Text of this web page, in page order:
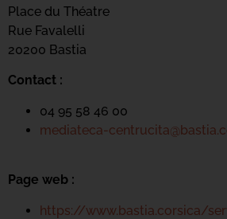
Place du Théatre
Rue Favalelli
20200 Bastia
Contact :
04 95 58 46 00
mediateca-
Page web :
https://www.bastia.corsica/